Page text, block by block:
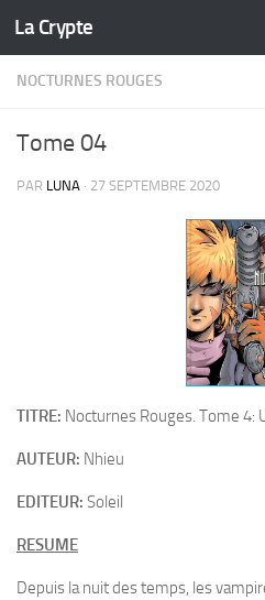
Skip to content
La Crypte
NOCTURNES ROUGES
Tome 04
PAR LUNA · 27 SEPTEMBRE 2020
TITRE: Nocturnes Rouges. Tome 4:
AUTEUR: Nhieu
EDITEUR: Soleil
RESUME
Depuis la nuit des temps, les